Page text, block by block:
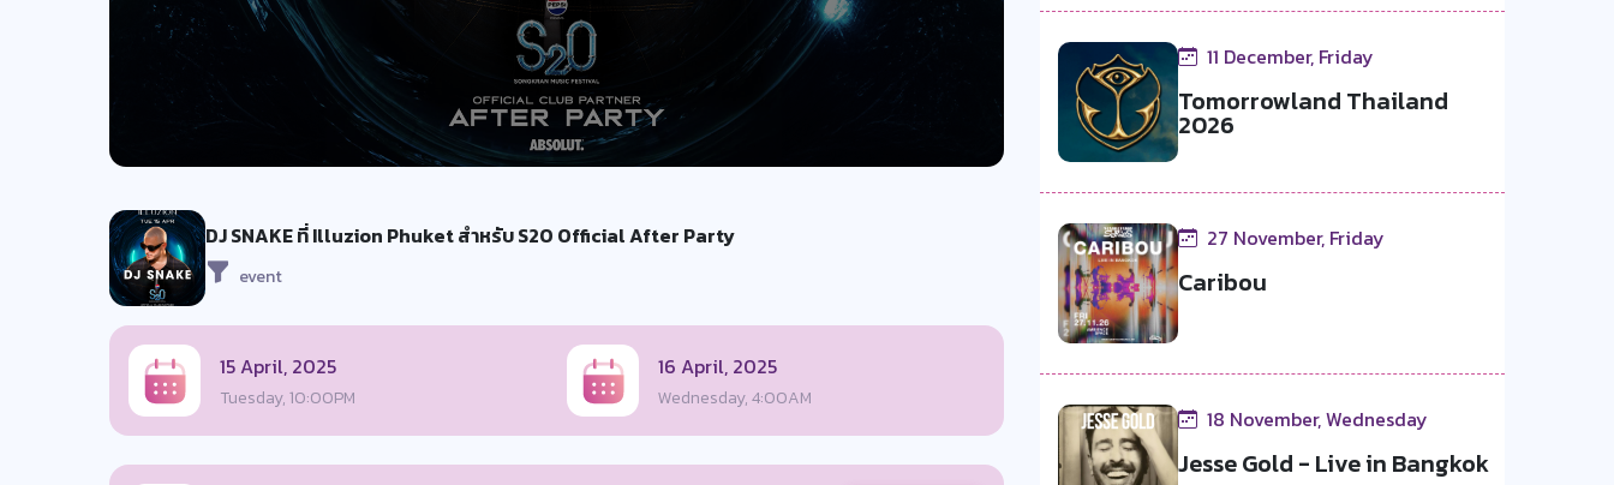
DJ SNAKE ที่ Illuzion Phuket สำหรับ S2O Official After Party
event
15 April, 2025
Tuesday, 10:00PM
16 April, 2025
Wednesday, 4:00AM
11 December, Friday
Tomorrowland Thailand
2026
27 November, Friday
Caribou
18 November, Wednesday
Jesse Gold - Live in Bangkok